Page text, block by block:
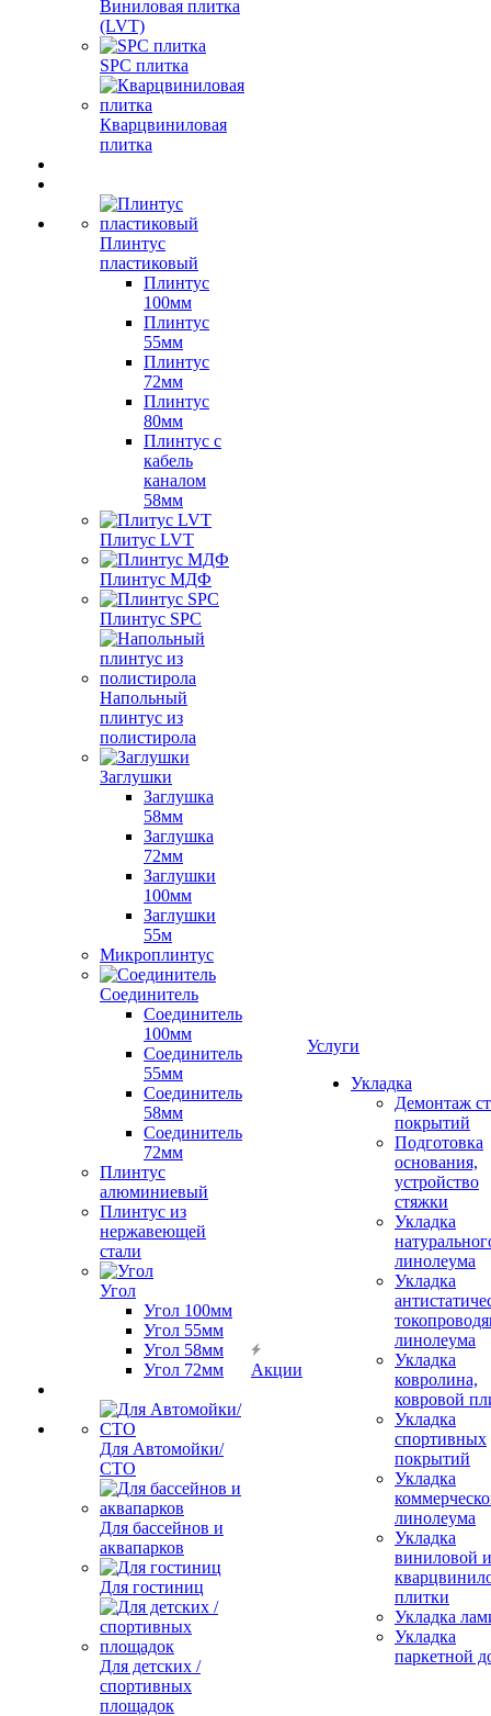
Виниловая плитка
(LVT)
SPC плитка
Кварцвиниловая
плитка
Плинтус
пластиковый
Плинтус
100мм
Плинтус
55мм
Плинтус
72мм
Плинтус
80мм
Плинтус с
кабель
каналом
58мм
Плитус LVT
Плинтус МДФ
Плинтус SPC
Напольный
плинтус из
полистирола
Заглушки
Заглушка
58мм
Заглушка
72мм
Заглушки
100мм
Заглушки
55м
Микроплинтус
Соединитель
Соединитель
100мм
Соединитель
55мм
Соединитель
58мм
Соединитель
72мм
Плинтус
алюминиевый
Плинтус из
нержавеющей
стали
Угол
Угол 100мм
Угол 55мм
Угол 58мм
Угол 72мм
Для Автомойки/
СТО
Для бассейнов и
аквапарков
Для гостиниц
Для детских /
спортивных
площадок
Акции
Услуги
Укладка
Демонтаж
покрытий
Подготовка
основания,
устройство
стяжки
Укладка
линолеума
Укладка
линолеума
Укладка
ковролина,
ковровой
Укладка
спортивных
покрытий
Укладка
линолеума
Укладка
виниловой и
плитки
Укладка
Укладка
паркетной